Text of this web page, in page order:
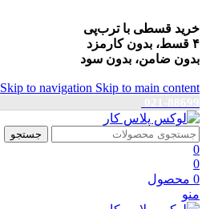
خرید قسطی با ترب‌پی
۴ قسط، بدون کارمزد
بدون ضامن، بدون سود
Skip to navigation Skip to main content
جستجو
0
0
0 محصول
منو